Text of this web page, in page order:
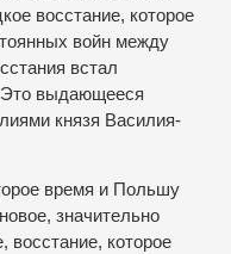
восстание, которое
войн между
встал
выдающееся
князя Василия-
время и Польшу
значительно
восстание, которое